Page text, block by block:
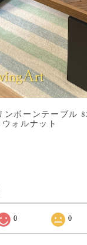
ンボーンテーブル
ォルナット
0 0